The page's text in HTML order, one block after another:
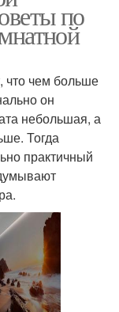
по
что чем больше
он
небольшая, а
Тогда
практичный